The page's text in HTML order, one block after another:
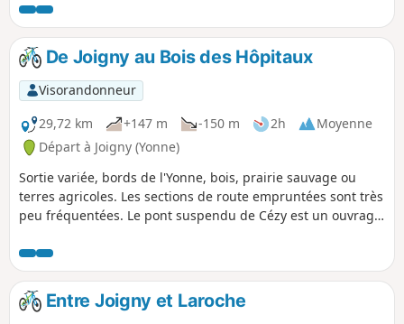
s'échauffer, puis monte et chemine en forêt d'Othe, pour
ramener au point de départ par l'autre versant de la vallée.
De Joigny au Bois des Hôpitaux
Visorandonneur
29,72 km
+147 m -150 m 2h
Moyenne
Départ à Joigny (Yonne)
Sortie variée, bords de l'Yonne, bois, prairie sauvage ou
terres agricoles. Les sections de route empruntées sont très
peu fréquentées. Le pont suspendu de Cézy est un ouvrage
Entre Joigny et Laroche